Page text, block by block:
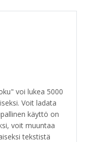
voi lukea 5000
Voit ladata
käyttö on
voit muuntaa
tekstistä